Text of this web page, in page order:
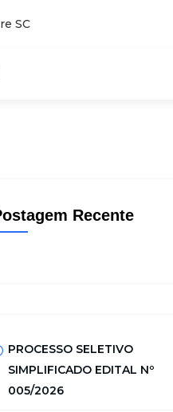
SC
Recente
PROCESSO SELETIVO
SIMPLIFICADO EDITAL Nº
005/2026